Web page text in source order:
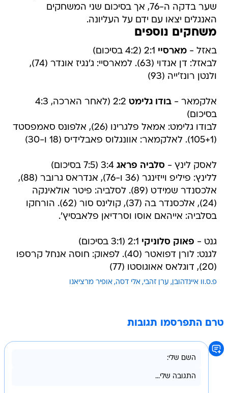
שער בדקה ה-76, אך בסיכום שני המשחקים
האנגלים יצאו עם ידם על העליונה.
משחקים נוספים
באזל -מארסיי
לבאזל: דן אנדוי (63). למארסיי: ג'נגיז אונדר (74),
ולנטן רונז'ייה (93)
אלקמאר -בודו גלימט
2:2 (לאחר הארכה, 4:3
בסיכום)
לבודו גלימט: אמאל פלגרינו (26), אלפונס סאמפסטד
(105+1). לאלקמאר: אוונגלוס פאבלידיס (18 ו-30)
לאסק לינץ -סלביה פראג
ללינץ: פיליפ וייזינגר (36 ו-76), אנדראס גרובר (88),
אלכסנדר שמידט (89). לסלביה: פיטר אולאינקה
(24), אלכסנדר בה (37), קולינס סור (62). הורחקו
בסלביה: אייהאם אוסו וסרדיאן פלאבסיץ'.
גנט - פאוק סלוניקי
לגנט: לורן דפואטר (40). לפאוק: חוסה אנחל קרספו
(20), דוגלאס אאוגוסטו (77)
פ.ס.וו איינדהובן ערן זהבי אלי דסה אופיר מרציאנו
טרם התפרסמו תגובות